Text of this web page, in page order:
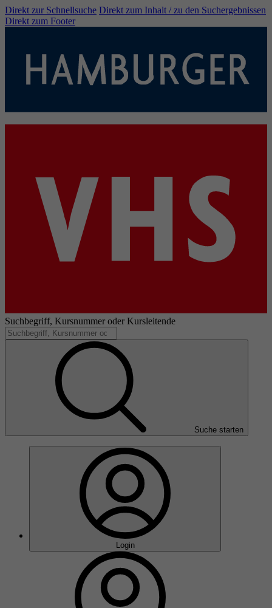
Direkt zur Schnellsuche Direkt zum Inhalt / zu den Suchergebnissen
Direkt zum Footer
Suchbegriff, Kursnummer oder Kursleitende
Suche starten
Login